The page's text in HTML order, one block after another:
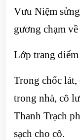
Vưu Niệm
gương chạm
Lớp trang
Trong chốc lát,
trong nhà, cô
Thanh Trạch
sạch cho cô.